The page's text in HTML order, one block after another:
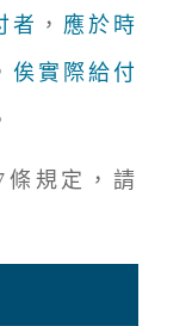
者 ， 應於時
俟實際給付
規定，請